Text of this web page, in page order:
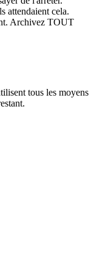
attendaient cela.
Archivez TOUT
tous les moyens